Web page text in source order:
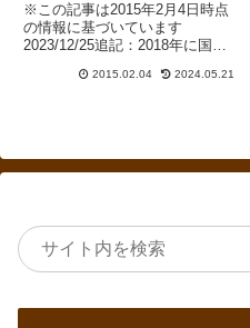
※この記事は2015年2月4日時点
の情報に基づいています
2023/12/25追記：2018年に国内
内の構造改革に伴い、子会社のロ
2015.02.04 2024.05.21